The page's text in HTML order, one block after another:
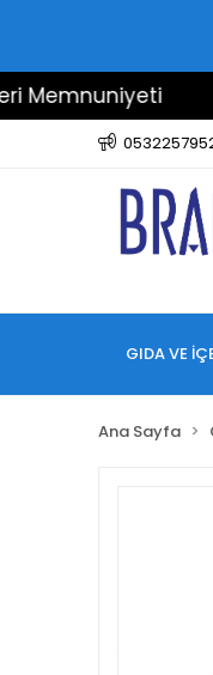
•
GIDA VE
Ana Sayfa